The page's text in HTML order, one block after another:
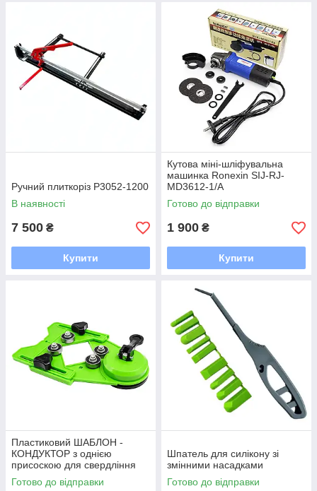
Ручний плиткоріз P3052-1200
В наявності
7 500 ₴
Купити
Кутова міні-шліфувальна
машинка Ronexin SIJ-RJ-
MD3612-1/A
Готово до відправки
1 900 ₴
Купити
Пластиковий ШАБЛОН -
КОНДУКТОР з однією
присоскою для свердління
отворів
Готово до відправки
Шпатель для силікону зі
змінними насадками
Готово до відправки